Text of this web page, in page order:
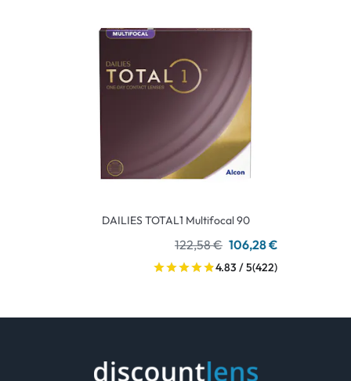
DAILIES TOTAL1 Multifocal 90
122,58 € 106,28 €
4.83 / 5(422)